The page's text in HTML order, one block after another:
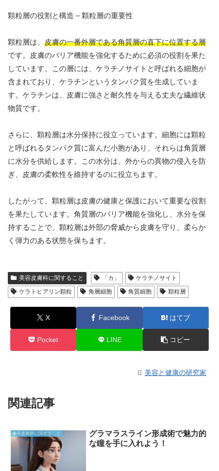
顆粒層の役割と構造 – 顆粒層の重要性
顆粒層は、 皮膚の一番外層である角質層の直下に位置する層
です。皮膚のバリア機能を強化するために必須の役割を果た
しています。この層には、ケラチノサイトと呼ばれる細胞が
含まれており、ケラチンというタンパク質を生成していま
す。ケラチンは、皮膚に強さと耐久性を与える丈夫な繊維状
物質です。
さらに、顆粒層は水分保持に役立っています。細胞には顆粒
と呼ばれるタンパク質に富んだ小胞があり、それらは角質層
に水分を供給します。この水分は、外からの異物の侵入を防
ぎ、皮膚の柔軟性を維持するのに役立ちます。
したがって、顆粒層は皮膚の健康と保護において重要な役割
を果たしています。角質層のバリア機能を強化し、水分を保
持することで、顆粒層は外部の脅威から皮膚を守り、柔らか
く弾力のある状態を保ちます。
美容皮膚科に関すること 「カ」
ケラチノサイト
ケラトヒアリン顆粒
角層細胞 角質細胞 顆粒層
X Facebook はてブ
Pocket LINE コピー
美容と健康の研究家
関連記事
美容皮膚科に関すること
グラマラスライン形成術で魅力的
な瞳を手に入れよう！